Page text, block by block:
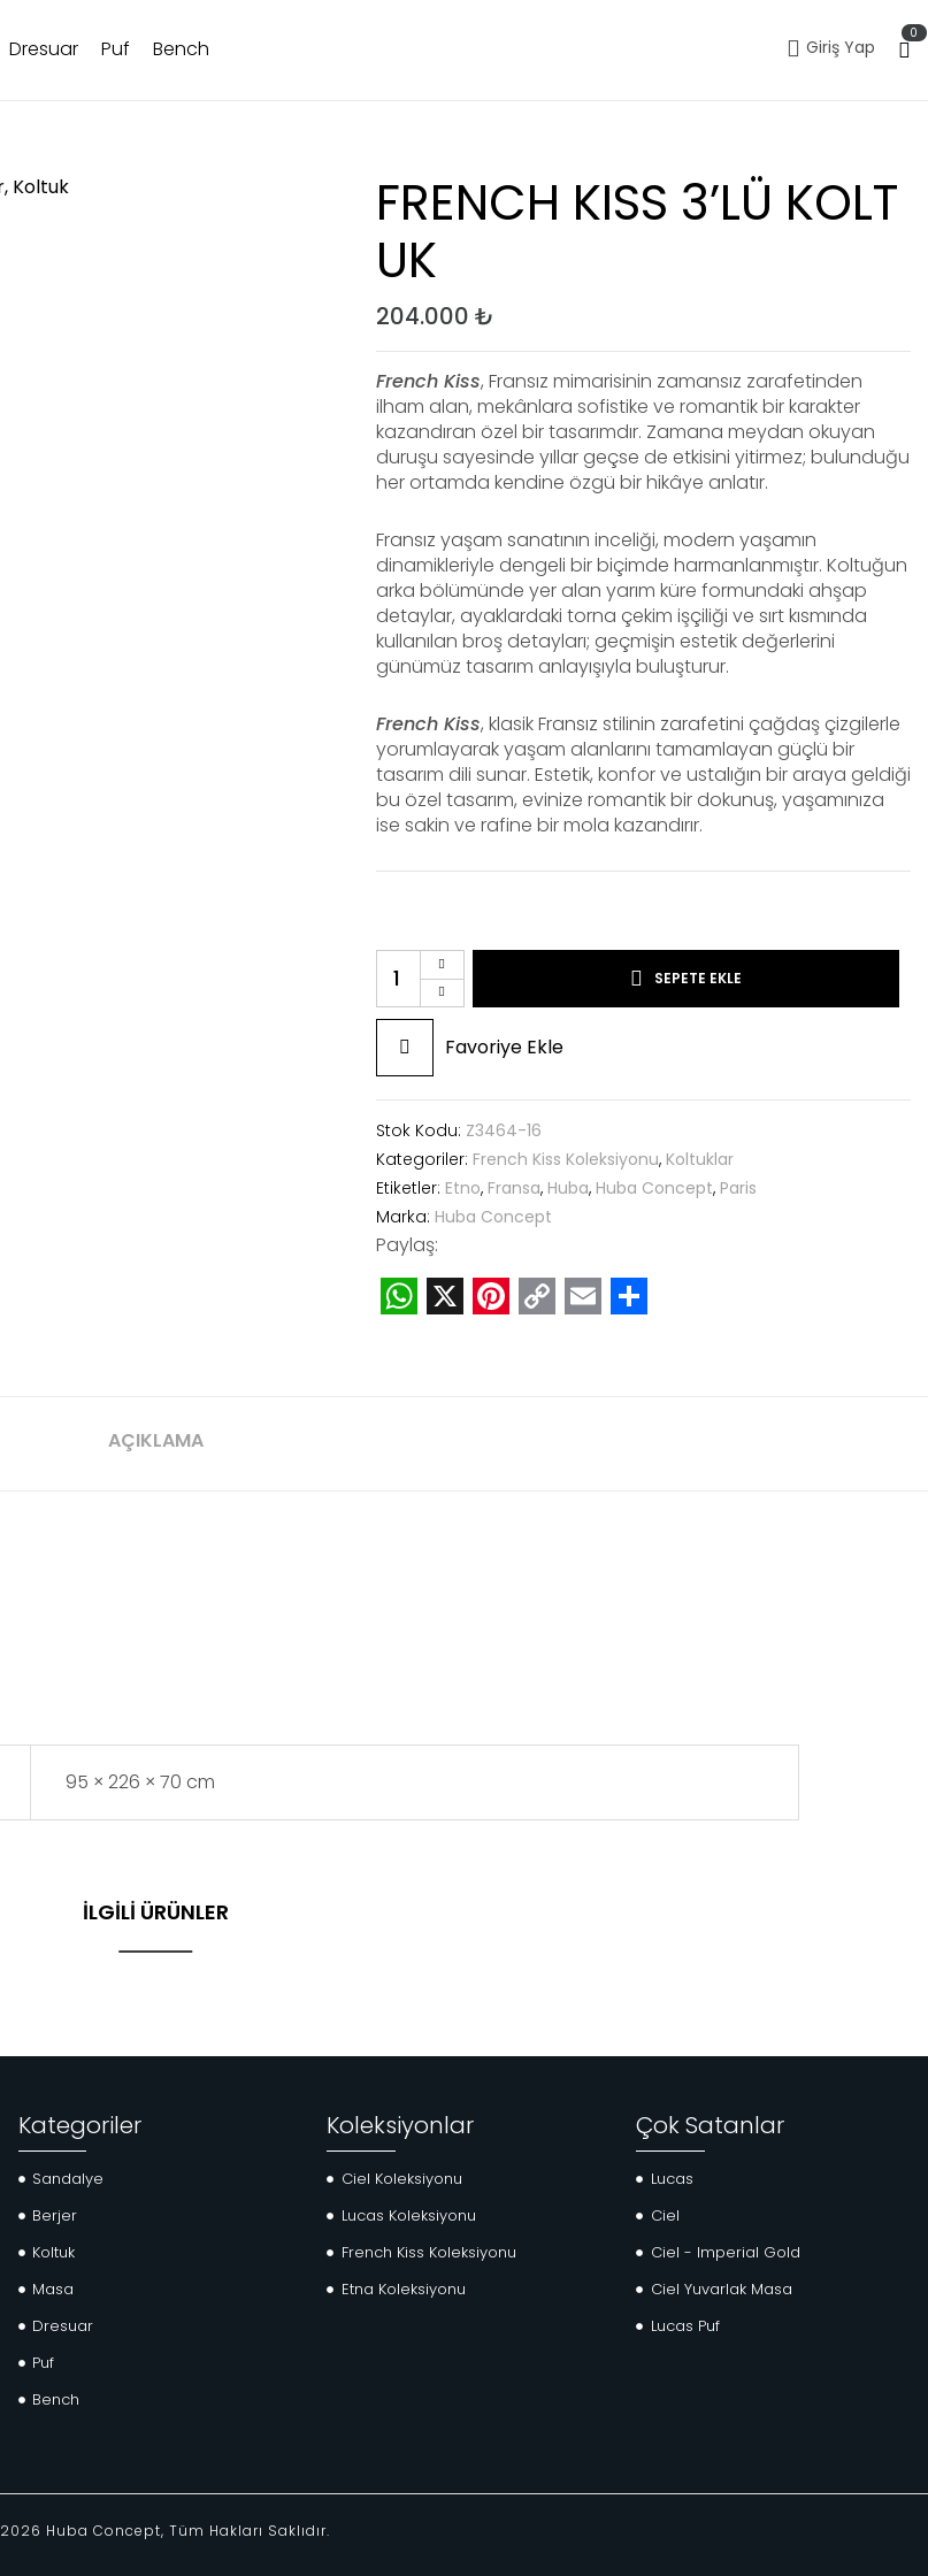
Dresuar Puf Bench Giriş Yap
0
FRENCH KISS 3’LÜ KOLT
UK
204.000 ₺
French Kiss, Fransız mimarisinin zamansız zarafetinden
ilham alan, mekânlara sofistike ve romantik bir karakter
kazandıran özel bir tasarımdır. Zamana meydan okuyan
duruşu sayesinde yıllar geçse de etkisini yitirmez; bulunduğu
her ortamda kendine özgü bir hikâye anlatır.
Fransız yaşam sanatının inceliği, modern yaşamın
dinamikleriyle dengeli bir biçimde harmanlanmıştır. Koltuğun
arka bölümünde yer alan yarım küre formundaki ahşap
detaylar, ayaklardaki torna çekim işçiliği ve sırt kısmında
kullanılan broş detayları; geçmişin estetik değerlerini
günümüz tasarım anlayışıyla buluşturur.
French Kiss, klasik Fransız stilinin zarafetini çağdaş çizgilerle
yorumlayarak yaşam alanlarını tamamlayan güçlü bir
tasarım dili sunar. Estetik, konfor ve ustalığın bir araya geldiği
bu özel tasarım, evinize romantik bir dokunuş, yaşamınıza
ise sakin ve rafine bir mola kazandırır.
SEPETE EKLE
Favoriye Ekle
Stok Kodu: Z3464-16
Kategoriler: French Kiss Koleksiyonu, Koltuklar
Etiketler: Etno, Fransa, Huba, Huba Concept, Paris
Marka: Huba Concept
Paylaş:
WhatsApp
X Pinterest
Copy
EmailShare
AÇIKLAMA
95 × 226 × 70 cm
İLGILI ÜRÜNLER
Kategoriler
Sandalye
Berjer
Koltuk
Masa
Dresuar
Puf
Bench
Koleksiyonlar
Ciel Koleksiyonu
Lucas Koleksiyonu
French Kiss Koleksiyonu
Etna Koleksiyonu
Çok Satanlar
Lucas
Ciel
Ciel - Imperial Gold
Ciel Yuvarlak Masa
Lucas Puf
2026 Huba Concept, Tüm Hakları Saklıdır.